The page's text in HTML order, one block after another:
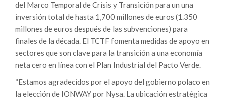
del Marco Temporal de Crisis y Transición para un una
inversión total de hasta 1,700 millones de euros (1.350
millones de euros después de las subvenciones) para
finales de la década. El TCTF fomenta medidas de apoyo en
sectores que son clave para la transición a una economía
neta cero en línea con el Plan Industrial del Pacto Verde.
“Estamos agradecidos por el apoyo del gobierno polaco en
la elección de IONWAY por Nysa. La ubicación estratégica